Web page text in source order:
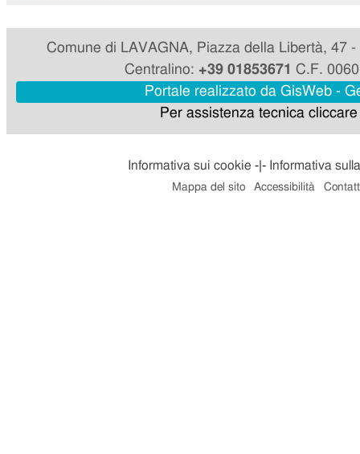
Comune di LAVAGNA, Piazza della Libertà, 47
Centralino: +39 01853671 C.F.
Portale realizzato da GisWeb -
Per assistenza tecnica
Informativa sui cookie -|- Informativa
Mappa del sito Accessibilità